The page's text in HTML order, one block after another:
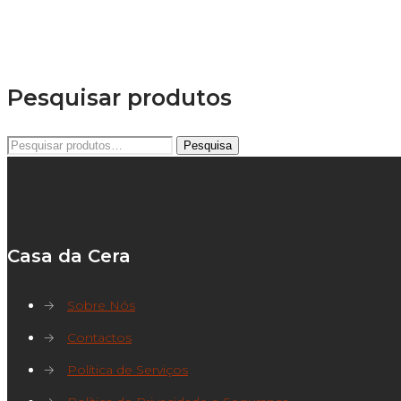
Pesquisar produtos
Pesquisar
Pesquisa
Casa da Cera
→
Sobre Nós
→
Contactos
→
Política de Serviços